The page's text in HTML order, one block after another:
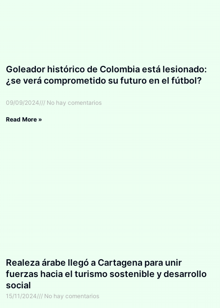
Goleador histórico de Colombia está lesionado:
¿se verá comprometido su futuro en el fútbol?
09/09/2024 No hay comentarios
Read More »
Realeza árabe llegó a Cartagena para unir
fuerzas hacia el turismo sostenible y desarrollo
social
15/11/2024 No hay comentarios